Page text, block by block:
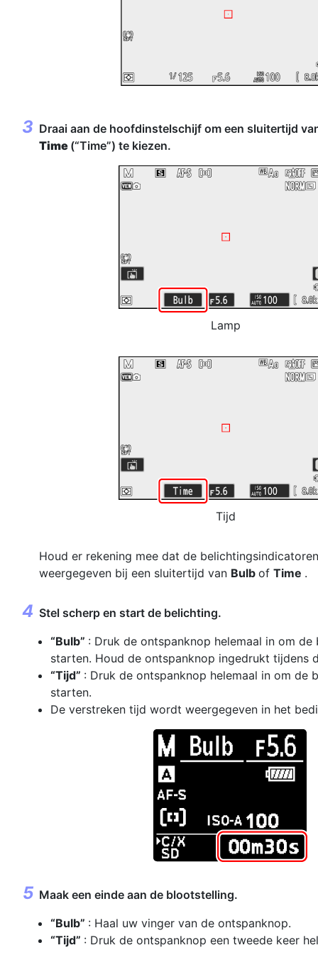
Draai aan de hoofdinstelschijf om een sluitertijd
Time (“Time”) te kiezen.
Lamp
Tijd
Houd er rekening mee dat de
weergegeven bij een sluitertijd van Bulb of Time .
Stel scherp en start de belichting.
“Bulb” : Druk de ontspanknop helemaal in om
starten. Houd de ontspanknop ingedrukt tijdens
“Tijd” : Druk de ontspanknop helemaal in om de
starten.
De verstreken tijd wordt weergegeven in het
Maak een einde aan de blootstelling.
“Bulb” : Haal uw vinger van de ontspanknop.
“Tijd” : Druk de ontspanknop een tweede keer